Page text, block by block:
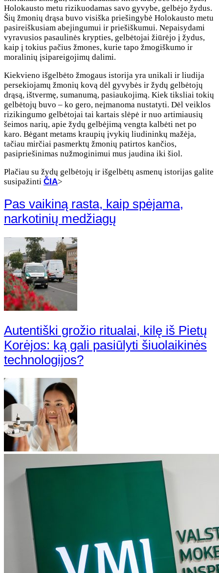
Holokausto metu rizikuodamas savo gyvybe, gelbėjo žydus.
Šių žmonių drąsa buvo visiška priešingybė Holokausto metu
pasireiškusiam abejingumui ir priešiškumui. Nepaisydami
vyravusios pasaulinės krypties, gelbėtojai žiūrėjo į žydus,
kaip į tokius pačius žmones, kurie tapo žmogiškumo ir
moralinių įsipareigojimų dalimi.
Kiekvieno išgelbėto žmogaus istorija yra unikali ir liudija
persekiojamų žmonių kovą dėl gyvybės ir žydų gelbėtojų
drąsą, ištvermę, sumanumą, pasiaukojimą. Kiek tiksliai tokių
gelbėtojų buvo – ko gero, neįmanoma nustatyti. Dėl veiklos
rizikingumo gelbėtojai tai kartais slėpė ir nuo artimiausių
šeimos narių, apie žydų gelbėjimą vengta kalbėti net po
karo. Bėgant metams kraupių įvykių liudininkų mažėja,
tačiau mirčiai pasmerktų žmonių patirtos kančios,
pasipriešinimas nužmoginimui mus jaudina iki šiol.
Plačiau su žydų gelbėtojų ir išgelbėtų asmenų istorijas galite
susipažinti ČIA>
Pas vaikiną rasta, kaip spėjama,
narkotinių medžiagų
Autentiški grožio ritualai, kilę iš Pietų
Korėjos: ką gali pasiūlyti šiuolaikinės
technologijos?